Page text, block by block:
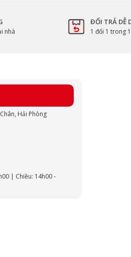
nhà
ĐỔI TRẢ DỄ
1 đổi 1 trong
Hải Phòng
| Chiều: 14h00 -